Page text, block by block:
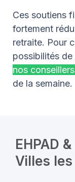
Ces soutiens
fortement
retraite. Pour
possibilités de
nos
de la semaine.
EHPAD
Villes